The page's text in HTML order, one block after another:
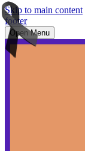
Skip to main content
footer
Open Menu